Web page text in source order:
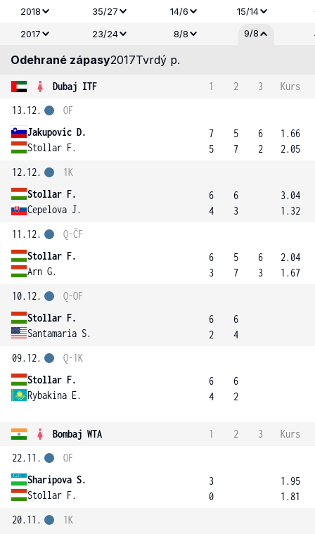
2018
35/27 14/6 15/14
2017
23/24 8/8 9/8
Odehrané zápasy2017Tvrdý p.
Dubaj ITF 1 2 3
Kurs
13.12.
Jakupovic D.
Stollar F.
OF
7
5
5
7
6
2
1.66
2.05
12.12.
Stollar F.
Cepelova J.
1K
6
4
6
3
3.04
1.32
11.12.
Stollar F.
Arn G.
Q-ČF
6
3
5
7
6
3
2.04
1.67
10.12.
Stollar F.
Santamaria S.
Q-OF
6
2
6
4
09.12.
Stollar F.
Rybakina E.
Q-1K
6
4
6
2
Bombaj WTA 1 2 3
Kurs
22.11.
Sharipova S.
Stollar F.
OF
3
0
1.95
1.81
20.11.
1K